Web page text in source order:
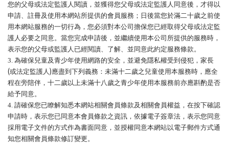
您的父母或法定監護人閱讀，並獲得您父母或法定監護人同意後，才得以
申請、註冊及使用本網站所提供的會員服務；日後當您於滿二十歲之前使
用本網站服務的一切行為，您必須對本公司擔保您已經取得父母或法定監
護人必要之同意。當您完成申請後，並繼續使用本公司所提供的服務時，
表示您的父母或監護人已經閱讀、了解、並同意此約定服務條款。
3. 為確保兒童及青少年使用網路的安全，並避免隱私權受到侵犯，家長
(或法定監護人)應盡到下列義務：未滿十二歲之兒童使用本服務時，應全
程在旁陪伴，十二歲以上未滿十八歲之青少年使用本服務前亦應斟酌是否
給予同意。
4. 請確保您已瞭解知悉本網站相關會員條款及相關會員權益，在按下確認
申請時，表示您已同意本會員條款之資訊，依據電子簽章法，表示您同意
採用電子文件的方式作為書面同意，並授權同意本網站以電子郵件方式通
知您相關會員條款修訂變更。